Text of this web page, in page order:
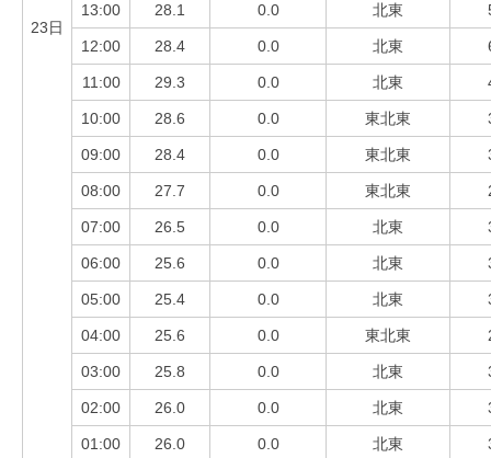
23日
13:00 28.1 0.0 北東
12:00 28.4 0.0 北東
11:00 29.3 0.0 北東
10:00 28.6 0.0 東北東
09:00 28.4 0.0 東北東
08:00 27.7 0.0 東北東
07:00 26.5 0.0 北東
06:00 25.6 0.0 北東
05:00 25.4 0.0 北東
04:00 25.6 0.0 東北東
03:00 25.8 0.0 北東
02:00 26.0 0.0 北東
01:00 26.0 0.0 北東